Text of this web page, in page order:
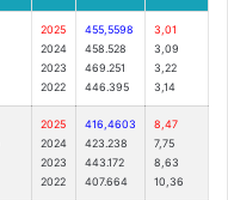
2025
2024
2023
2022
455,5598
458.528
469.251
446.395
3,01
3,09
3,22
3,14
2025
2024
2023
2022
416,4603
423.238
443.172
407.664
8,47
7,75
8,63
10,36